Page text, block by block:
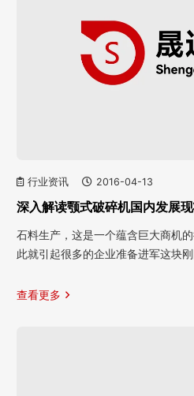
行业资讯 2016-04-13
深入解读颚式破碎机国内发展
石料生产，这是一个蕴含巨大商机
此就引起很多的企业准备进军这块
查看更多